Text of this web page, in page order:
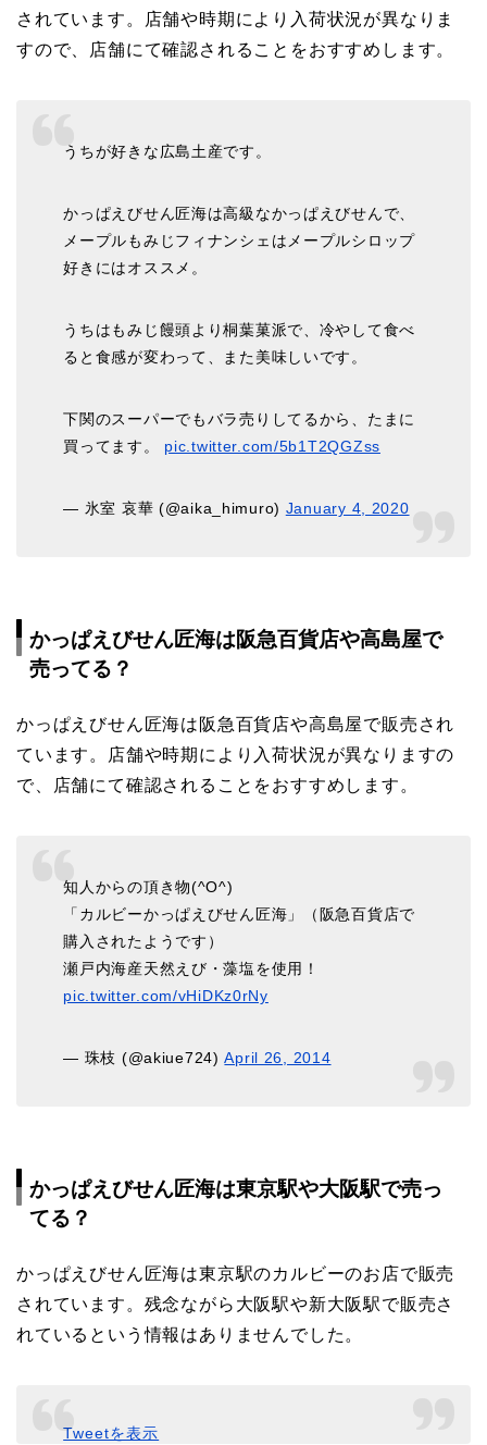
されています。店舗や時期により入荷状況が異なりま
すので、店舗にて確認されることをおすすめします。
うちが好きな広島土産です。
かっぱえびせん匠海は高級なかっぱえびせんで、
メープルもみじフィナンシェはメープルシロップ
好きにはオススメ。
うちはもみじ饅頭より桐葉菓派で、冷やして食べ
ると食感が変わって、また美味しいです。
下関のスーパーでもバラ売りしてるから、たまに
買ってます。 pic.twitter.com/5b1T2QGZss
— 氷室 哀華 (@aika_himuro) January 4, 2020
かっぱえびせん匠海は阪急百貨店や高島屋で
売ってる？
かっぱえびせん匠海は阪急百貨店や高島屋で販売され
ています。店舗や時期により入荷状況が異なりますの
で、店舗にて確認されることをおすすめします。
知人からの頂き物(^O^)
「カルビーかっぱえびせん匠海」（阪急百貨店で
購入されたようです）
瀬戸内海産天然えび・藻塩を使用！
pic.twitter.com/vHiDKz0rNy
— 珠枝 (@akiue724)April 26, 2014
かっぱえびせん匠海は東京駅や大阪駅で売っ
てる？
かっぱえびせん匠海は東京駅のカルビーのお店で販売
されています。残念ながら大阪駅や新大阪駅で販売さ
れているという情報はありませんでした。
Tweetを表示